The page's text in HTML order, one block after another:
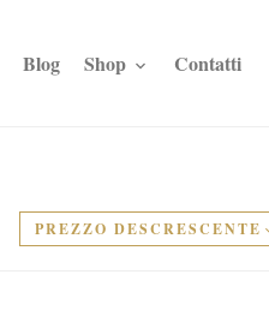
Blog Shop Contatti
PREZZO DESCRESCENTE